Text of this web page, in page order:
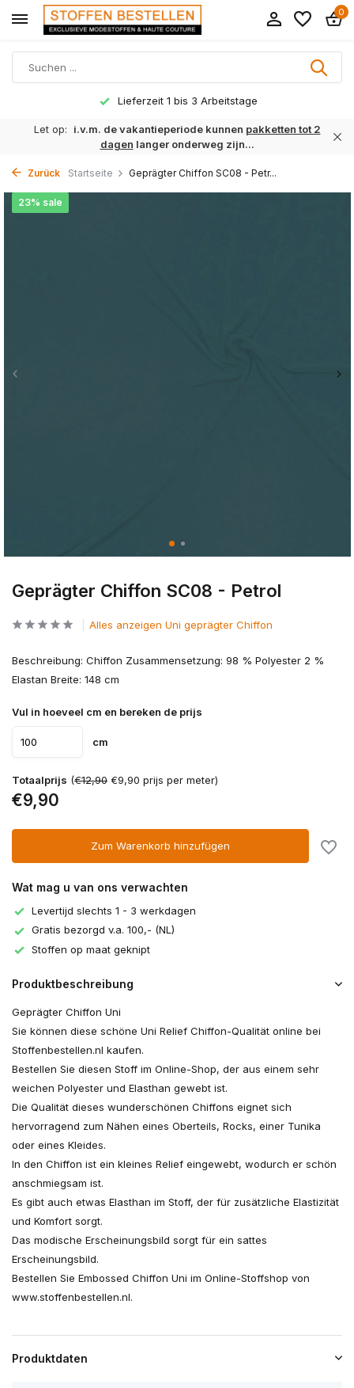
0
Lieferzeit 1 bis 3 Arbeitstage
Let op: i.v.m. de vakantieperiode kunnen pakketten tot 2
dagen langer onderweg zijn...
Zurück Startseite Geprägter Chiffon SC08 - Petr...
Geprägter Chiffon SC08 - Petrol
23% sale
Alles anzeigen Uni geprägter Chiffon
Beschreibung: Chiffon Zusammensetzung: 98 % Polyester 2 %
Elastan Breite: 148 cm
Vul in hoeveel cm en bereken de prijs
cm
Totaalprijs (€12,90 €9,90 prijs per meter)
€9,90
Zum Warenkorb hinzufügen
Wat mag u van ons verwachten
Levertijd slechts 1 - 3 werkdagen
Gratis bezorgd v.a. 100,- (NL)
Stoffen op maat geknipt
Produktbeschreibung
Geprägter Chiffon Uni
Sie können diese schöne Uni Relief Chiffon-Qualität online bei
Stoffenbestellen.nl kaufen.
Bestellen Sie diesen Stoff im Online-Shop, der aus einem sehr
weichen Polyester und Elasthan gewebt ist.
Die Qualität dieses wunderschönen Chiffons eignet sich
hervorragend zum Nähen eines Oberteils, Rocks, einer Tunika
oder eines Kleides.
In den Chiffon ist ein kleines Relief eingewebt, wodurch er schön
anschmiegsam ist.
Es gibt auch etwas Elasthan im Stoff, der für zusätzliche Elastizität
und Komfort sorgt.
Das modische Erscheinungsbild sorgt für ein sattes
Erscheinungsbild.
Bestellen Sie Embossed Chiffon Uni im Online-Stoffshop von
www.stoffenbestellen.nl.
Produktdaten